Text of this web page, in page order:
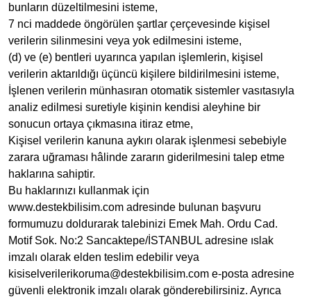
bunların düzeltilmesini isteme,
7 nci maddede öngörülen şartlar çerçevesinde kişisel
verilerin silinmesini veya yok edilmesini isteme,
(d) ve (e) bentleri uyarınca yapılan işlemlerin, kişisel
verilerin aktarıldığı üçüncü kişilere bildirilmesini isteme,
İşlenen verilerin münhasıran otomatik sistemler vasıtasıyla
analiz edilmesi suretiyle kişinin kendisi aleyhine bir
sonucun ortaya çıkmasına itiraz etme,
Kişisel verilerin kanuna aykırı olarak işlenmesi sebebiyle
zarara uğraması hâlinde zararın giderilmesini talep etme
haklarına sahiptir.
Bu haklarınızı kullanmak için
www.destekbilisim.com adresinde bulunan başvuru
formumuzu doldurarak talebinizi Emek Mah. Ordu Cad.
Motif Sok. No:2 Sancaktepe/İSTANBUL adresine ıslak
imzalı olarak elden teslim edebilir veya
kisiselverilerikoruma@destekbilisim.com e-posta adresine
güvenli elektronik imzalı olarak gönderebilirsiniz. Ayrıca